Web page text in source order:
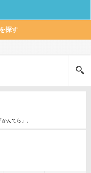
探す
んてら」。